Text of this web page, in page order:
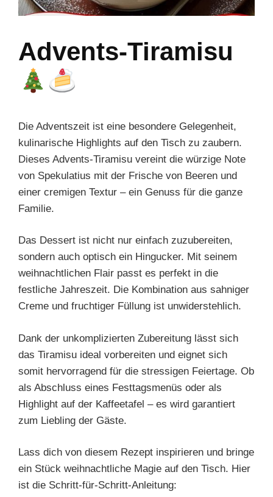
Advents-Tiramisu
Die Adventszeit ist eine besondere Gelegenheit,
kulinarische Highlights auf den Tisch zu zaubern.
Dieses Advents-Tiramisu vereint die würzige Note
von Spekulatius mit der Frische von Beeren und
einer cremigen Textur – ein Genuss für die ganze
Familie.
Das Dessert ist nicht nur einfach zuzubereiten,
sondern auch optisch ein Hingucker. Mit seinem
weihnachtlichen Flair passt es perfekt in die
festliche Jahreszeit. Die Kombination aus sahniger
Creme und fruchtiger Füllung ist unwiderstehlich.
Dank der unkomplizierten Zubereitung lässt sich
das Tiramisu ideal vorbereiten und eignet sich
somit hervorragend für die stressigen Feiertage. Ob
als Abschluss eines Festtagsmenüs oder als
Highlight auf der Kaffeetafel – es wird garantiert
zum Liebling der Gäste.
Lass dich von diesem Rezept inspirieren und bringe
ein Stück weihnachtliche Magie auf den Tisch. Hier
ist die Schritt-für-Schritt-Anleitung: